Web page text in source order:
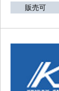
販売可